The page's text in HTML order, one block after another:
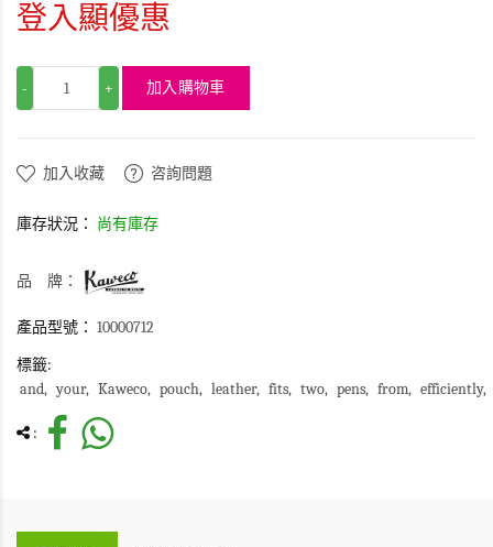
登入顯優惠
- + 加入購物車
加入收藏 咨詢問題
庫存狀況： 尚有庫存
品 牌：
產品型號： 10000712
標籤:
and
your Kaweco pouch leather fits two pens from efficiently
: